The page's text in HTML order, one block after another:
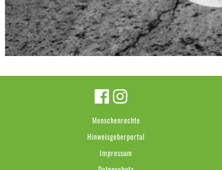
Menschenrechte
Hinweisgeberportal
Impressum